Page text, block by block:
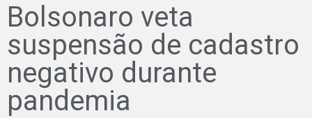
Bolsonaro veta
suspensão de cadastro
negativo durante
pandemia